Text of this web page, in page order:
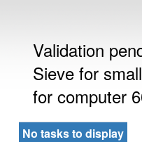
Validation
Sieve for
for computer
No tasks to display